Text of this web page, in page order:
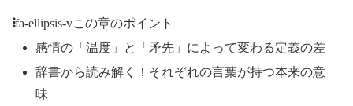
fa-ellipsis-vこの章のポイント
感情の「温度」と「矛先」によって変わる定義の差
辞書から読み解く！それぞれの言葉が持つ本来の意
味